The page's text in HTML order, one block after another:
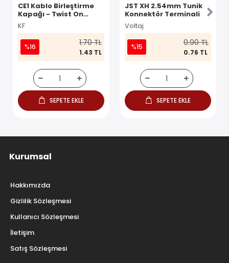
CE1 Kablo Birleştirme
Kapağı - Twist On
Konnektör
KF
%16 1.70 TL
1.43 TL
SEPETE EKLE
JST XH 2.54mm Tunik
Konnektör Terminali
Voltaj
%15 0.90 TL
0.76 TL
SEPETE EKLE
Kurumsal
Hakkımızda
Gizlilik Sözleşmesi
Kullanıcı Sözleşmesi
İletişim
Satış Sözleşmesi